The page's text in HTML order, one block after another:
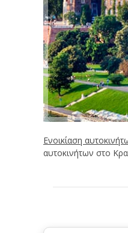
Ενοικίαση
αυτοκινήτων στο